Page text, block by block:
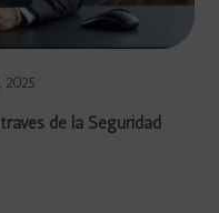
2025
de la Seguridad